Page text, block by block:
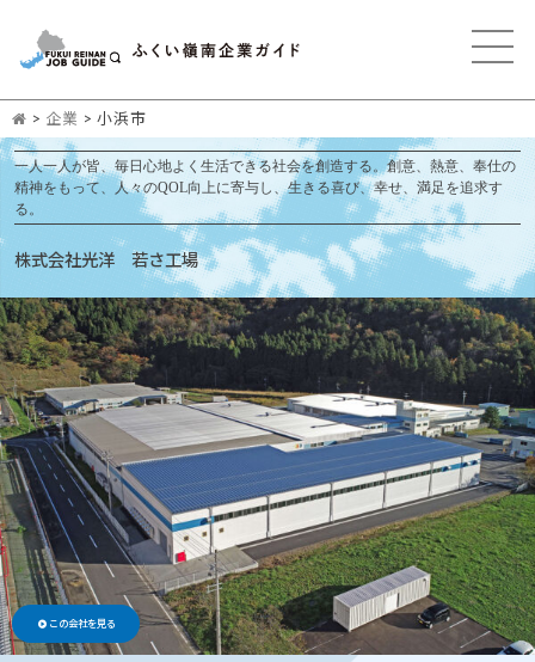
> 企業 > 小浜市
一人一人が皆、毎日心地よく生活できる社会を創造する。創意、熱意、奉仕の
精神をもって、人々のQOL向上に寄与し、生きる喜び、幸せ、満足を追求す
る。
株式会社光洋 若さ工場
この会社を見る